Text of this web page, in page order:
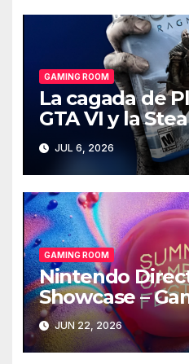
GAMING ROOM
La cagada de
GTA VI y la
Gaming Room
JUL 6, 2026
GAMING ROOM
Nintendo
Showcase –
#129
JUN 22, 2026